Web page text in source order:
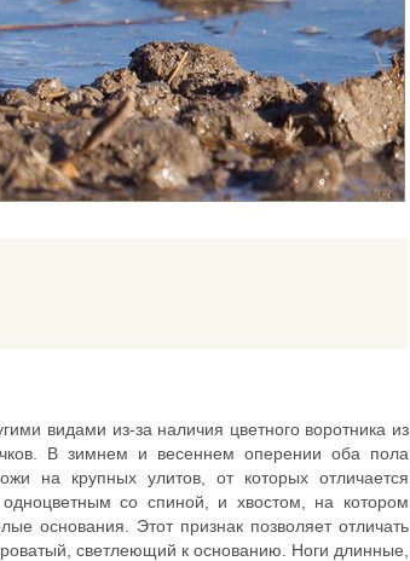
видами из-за наличия цветного воротника из
В зимнем и весеннем оперении оба пола
на крупных улитов, от которых отличается
со спиной, и хвостом, на котором
основания. Этот признак позволяет отличать
светлеющий к основанию. Ноги длинные,